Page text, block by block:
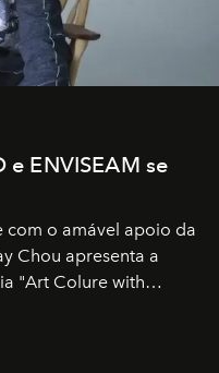
ENVISEAM se
com o amável apoio da
Chou apresenta a
"Art Colure with